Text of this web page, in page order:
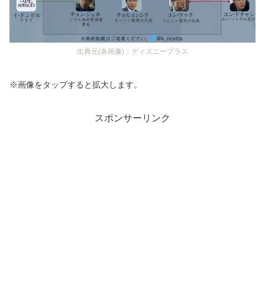
出典元(各画像)：ディズニープラス
※画像をタップすると拡大します。
スポンサーリンク